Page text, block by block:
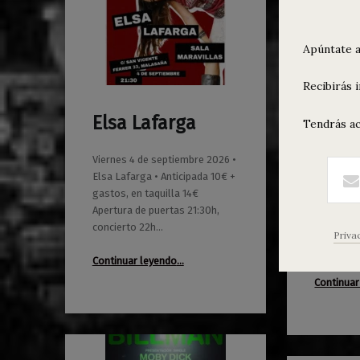
Elsa Lafarga
Viernes 4 de septiembre 2026 •
Elsa Lafarga • Anticipada 10€ +
gastos, en taquilla 14€
Apertura de puertas 21:30h,
concierto 22h…
Continuar leyendo…
01/06/2026
0
Maravillas
Sábado
gastos,
01/06/2026
0
Maravillas
Apúntate
Recibirás
Tendrás